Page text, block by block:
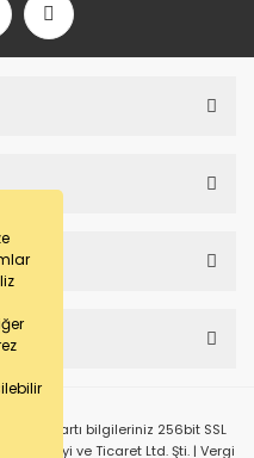
Kredi kartı bilgileriniz 256bit SSL
Sanayi ve Ticaret Ltd. Şti. | Vergi